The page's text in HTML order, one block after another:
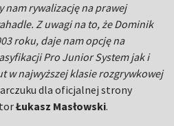
nam rywalizację na prawej
Z uwagi na to, że Dominik
roku, daje nam opcję na
Pro Junior System jak i
w najwyższej klasie rozgrywkowej
dla oficjalnej strony
Łukasz Masłowski.